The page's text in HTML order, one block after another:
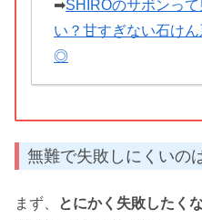
➡SHIROのサボンっ
い？甘すぎない石け
◎
無難で失敗しにくいの
まず、 とにかく失敗したく